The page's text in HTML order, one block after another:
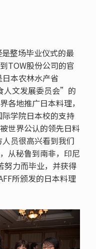
整场毕业仪式的最
TOW股份公司的官
本农林水产省
人文发展委员会”的
各地推广日本料理，
学院日本校的支持
世界公认的领先日料
员很高兴看到我们
从秘鲁到南非，印尼
努力而毕业，并获得
所颁发的日本料理